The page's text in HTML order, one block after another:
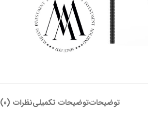
توضیحاتتوضیحات تکمیلینظرات (0)